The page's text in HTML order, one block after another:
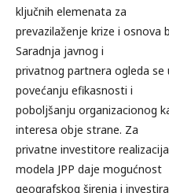
ključnih elemenata za
prevazilaženje krize i osnova
Saradnja javnog i
privatnog partnera ogleda
povećanju efikasnosti i
poboljšanju organizacionog
interesa obje strane. Za
privatne investitore
modela JPP daje mogućnost
geografskog širenja i